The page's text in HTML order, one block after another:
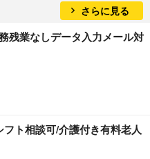
さらに見る
残業なしデータ入力メール対
フト相談可/介護付き有料老人